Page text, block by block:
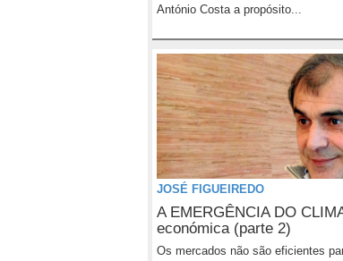
António Costa a propósito...
JOSÉ FIGUEIREDO
A EMERGÊNCIA DO
económica (parte 2)
Os mercados não são eficientes